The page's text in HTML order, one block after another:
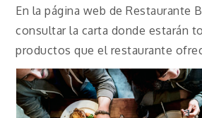
En la página web de Restaurante
consultar la carta donde estarán
productos que el restaurante